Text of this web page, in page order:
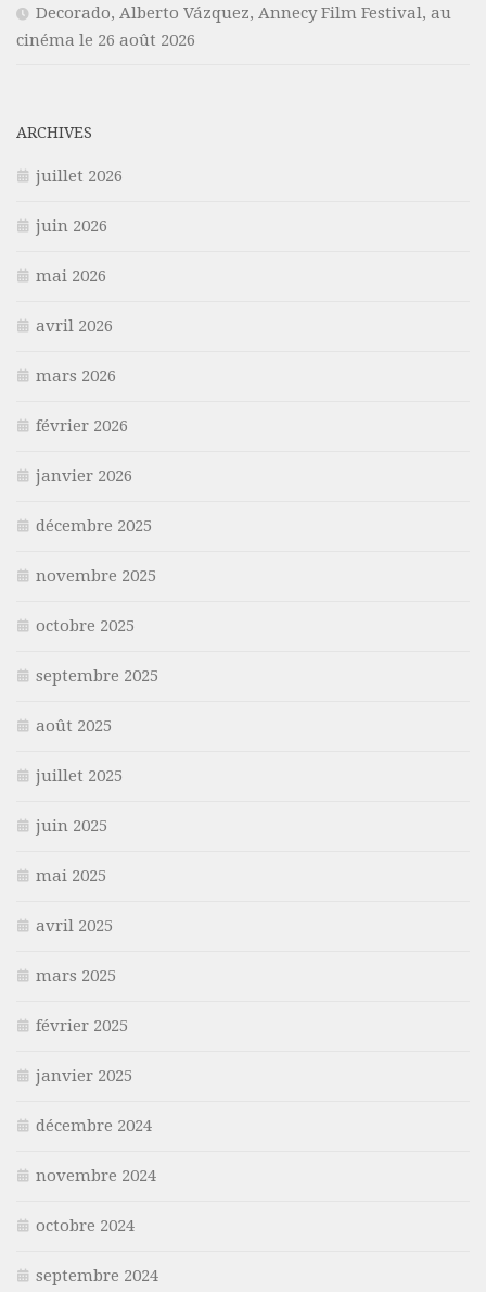
Decorado, Alberto Vázquez, Annecy Film Festival, au
cinéma le 26 août 2026
ARCHIVES
juillet 2026
juin 2026
mai 2026
avril 2026
mars 2026
février 2026
janvier 2026
décembre 2025
novembre 2025
octobre 2025
septembre 2025
août 2025
juillet 2025
juin 2025
mai 2025
avril 2025
mars 2025
février 2025
janvier 2025
décembre 2024
novembre 2024
octobre 2024
septembre 2024